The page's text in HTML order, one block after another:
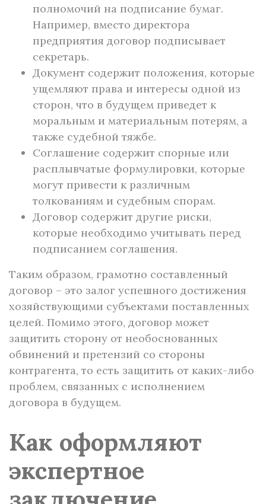
полномочий на подписание бумаг.
Например, вместо директора
предприятия договор подписывает
секретарь.
Документ содержит положения, которые
ущемляют права и интересы одной из
сторон, что в будущем приведет к
моральным и материальным потерям, а
также судебной тяжбе.
Соглашение содержит спорные или
расплывчатые формулировки, которые
могут привести к различным
толкованиям и судебным спорам.
Договор содержит другие риски,
которые необходимо учитывать перед
подписанием соглашения.
Таким образом, грамотно составленный
договор – это залог успешного достижения
хозяйствующими субъектами поставленных
целей. Помимо этого, договор может
защитить сторону от необоснованных
обвинений и претензий со стороны
контрагента, то есть защитить от каких-либо
проблем, связанных с исполнением
договора в будущем.
Как оформляют
экспертное